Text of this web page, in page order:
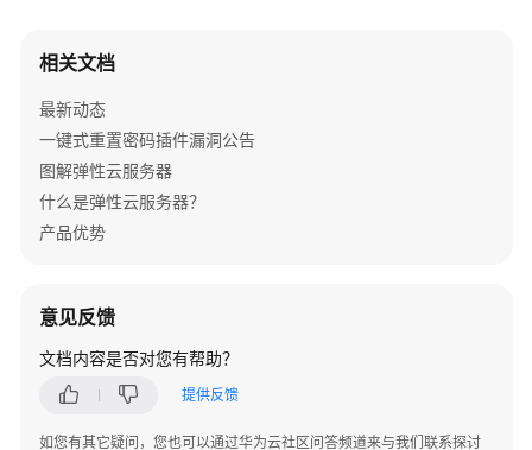
档
下
载
通
考
产
语
相关文档
最新动态
一键式重置密码插件漏洞公告
图解弹性云服务器
什么是弹性云服务器？
产品优势
意见反馈
文档内容是否对您有帮助？
提供反馈
如您有其它疑问，您也可以通过华为云社区问答频道来与我们联系探讨